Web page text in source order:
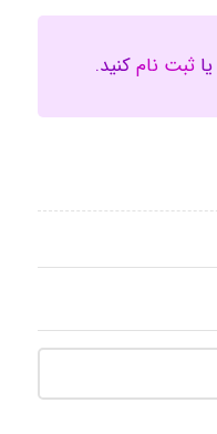
یا ثبت نامکنید.